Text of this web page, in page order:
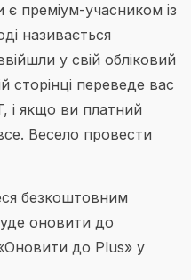
преміум-учасником із
називається
у свій обліковий
сторінці переведе вас
і якщо ви платний
Весело провести
безкоштовним
оновити до
до Plus» у